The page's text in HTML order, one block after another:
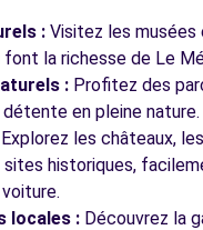
: Visitez les musées
la richesse de Le
: Profitez des
détente en pleine nature.
Explorez les châteaux,
sites historiques,
locales : Découvrez la